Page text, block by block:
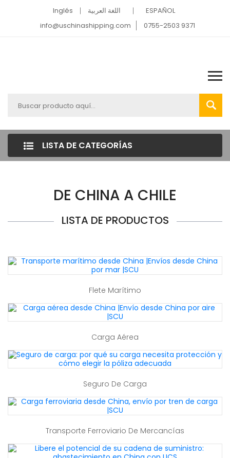
Inglés اللغة العربية
ESPAÑOL
info@uschinashipping.com
0755-2503 9371
LISTA DE CATEGORÍAS
DE CHINA A CHILE
LISTA DE PRODUCTOS
Flete Marítimo
Carga Aérea
Seguro De Carga
Transporte Ferroviario De Mercancías